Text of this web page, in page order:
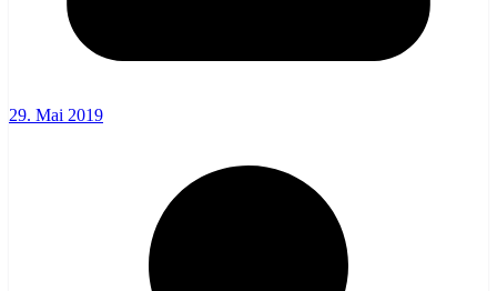
29. Mai 2019